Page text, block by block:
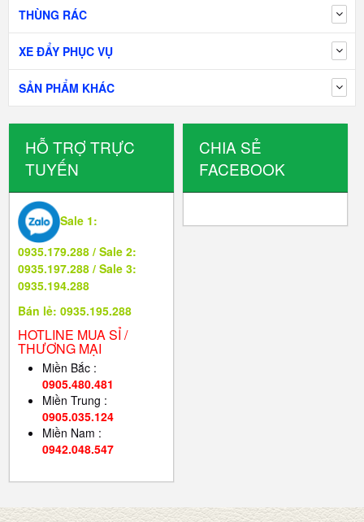
THÙNG RÁC
XE ĐẨY PHỤC VỤ
SẢN PHẨM KHÁC
HỖ TRỢ TRỰC
TUYẾN
Sale 1:
0935.179.288 / Sale 2:
0935.197.288 / Sale 3:
0935.194.288
Bán lẻ: 0935.195.288
HOTLINE MUA SỈ /
THƯƠNG MẠI
Miền Bắc :
0905.480.481
Miền Trung :
0905.035.124
Miền Nam :
0942.048.547
CHIA SẺ
FACEBOOK